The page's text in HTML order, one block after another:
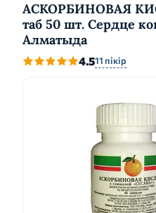
АСКОРБИНОВАЯ
таб 50 шт. Сердце
Алматыда
4.511 пікір